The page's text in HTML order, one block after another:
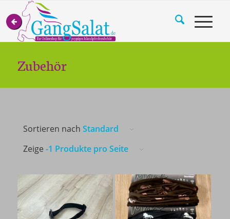
Zubehör
Sortieren nach Standard
Zeige -1 Produkte pro Seite